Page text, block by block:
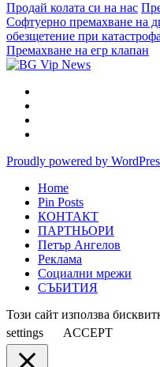
Продай колата си на нас
Софтуерно премахване на
обезщетение при катастрофа
Премахване на егр клапан
Proudly powered by
Home
Pin Posts
КОНТАКТ
ПАРТНЬОРИ
Петър Ангелов
Реклама
Социални мрежи
СЪБИТИЯ
Този сайт използва
settings
ACCEPT